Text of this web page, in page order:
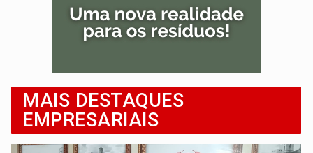
MAIS DESTAQUES
EMPRESARIAIS